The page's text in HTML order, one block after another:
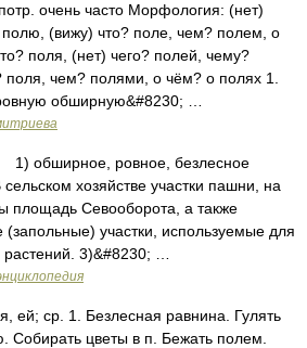
очень часто Морфология: (нет)
полю, (вижу) что? поле, чем? полем, о
поля, (нет) чего? полей, чему?
поля, чем? полями, о чём? о полях 1.
обширную&#8230; …
ровное, безлесное
хозяйстве участки пашни, на
площадь Севооборота, а также
(запольные) участки, используемые для
3)&#8230; …
ей; ср. 1. Безлесная равнина. Гулять
Собирать цветы в п. Бежать полем.